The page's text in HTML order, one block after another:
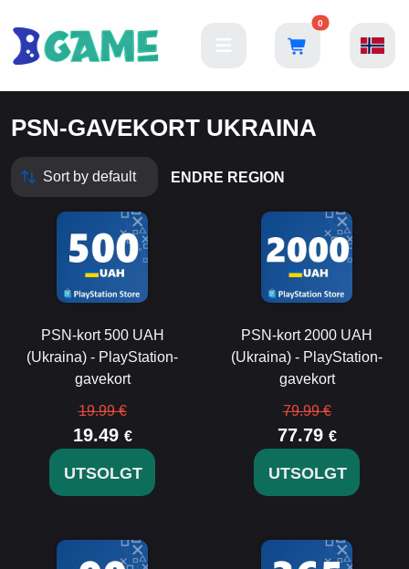
0
PSN-GAVEKORT UKRAINA
ENDRE REGION
PSN-kort 500 UAH
(Ukraina) - PlayStation-
gavekort
19.99 €
19.49 €
UTSOLGT
PSN-kort 2000 UAH
(Ukraina) - PlayStation-
gavekort
79.99 €
77.79 €
UTSOLGT